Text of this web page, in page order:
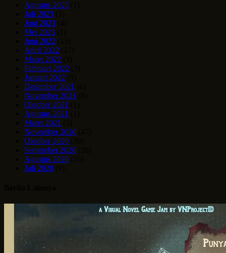
Agustus 2025
Juli 2023
Juni 2023
Mei 2023
Juni 2022
April 2022
Maret 2022
Februari 2022
Januari 2022
Desember 2021
November 2021
Oktober 2021
Agustus 2021
Maret 2021
November 2020
Oktober 2020
September 2020
Agustus 2020
Juli 2020